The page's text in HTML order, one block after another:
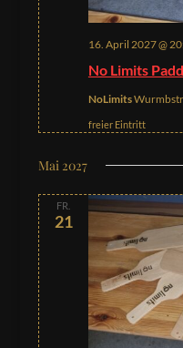
No Limits
16. April 2027 @
NoLimits
freier Eintritt
Mai 2027
FR.
21